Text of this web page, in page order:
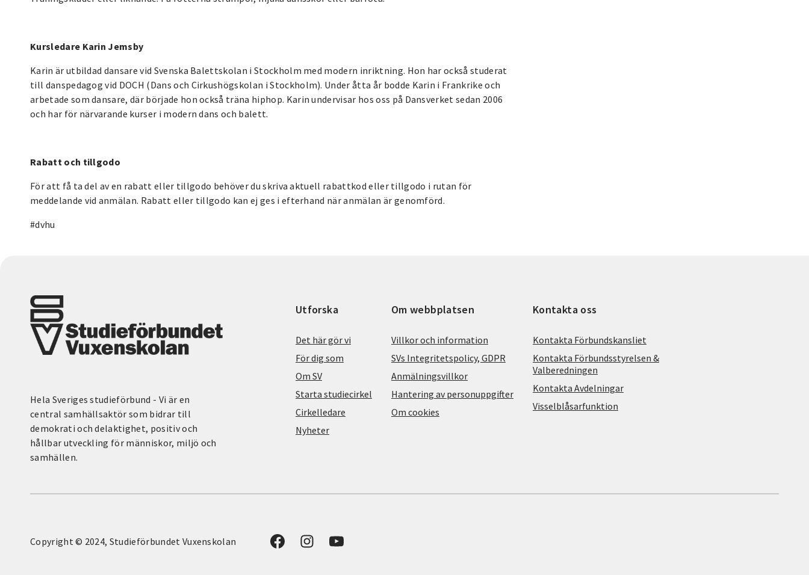
Kursledare Karin Jemsby
Karin är utbildad dansare vid Svenska Balettskolan i Stockholm med modern inriktning. Hon har också studerat
till danspedagog vid DOCH (Dans och Cirkushögskolan i Stockholm). Under åtta år bodde Karin i Frankrike och
arbetade som dansare, där började hon också träna hiphop. Karin undervisar hos oss på Dansverket sedan 2006
och har för närvarande kurser i modern dans och balett.
Rabatt och tillgodo
För att få ta del av en rabatt eller tillgodo behöver du skriva aktuell rabattkod eller tillgodo i rutan för
meddelande vid anmälan. Rabatt eller tillgodo kan ej ges i efterhand när anmälan är genomförd.
#dvhu
Hela Sveriges studieförbund - Vi är en
central samhällsaktör som bidrar till
demokrati och delaktighet, positiv och
hållbar utveckling för människor, miljö och
samhällen.
Utforska
Det här gör vi
För dig som
Om SV
Starta studiecirkel
Cirkelledare
Nyheter
Om webbplatsen
Villkor och information
SVs Integritetspolicy, GDPR
Anmälningsvillkor
Hantering av personuppgifter
Om cookies
Kontakta oss
Kontakta Förbundskansliet
Kontakta Förbundsstyrelsen &
Valberedningen
Kontakta Avdelningar
Visselblåsarfunktion
Copyright © 2024, Studieförbundet Vuxenskolan